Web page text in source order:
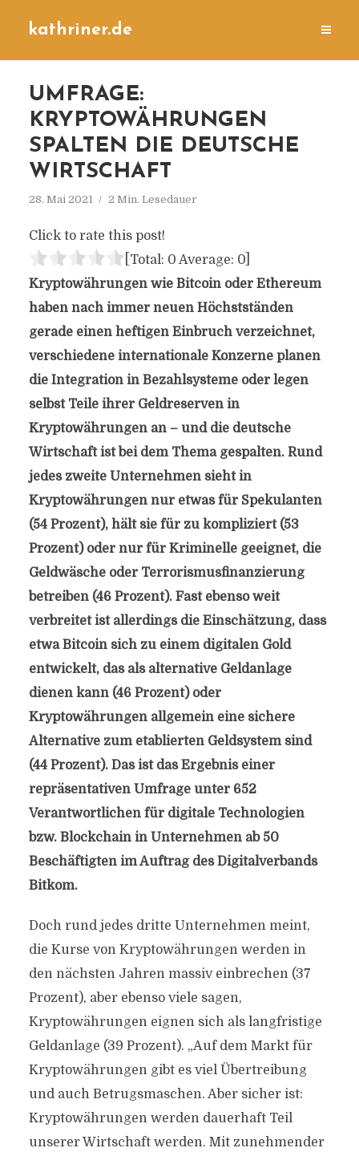
kathriner.de
UMFRAGE:
KRYPTOWÄHRUNGEN
SPALTEN DIE DEUTSCHE
WIRTSCHAFT
28. Mai 2021 2 Min. Lesedauer
Click to rate this post!
[Total: 0 Average: 0]
Kryptowährungen wie Bitcoin oder Ethereum
haben nach immer neuen Höchstständen
gerade einen heftigen Einbruch verzeichnet,
verschiedene internationale Konzerne planen
die Integration in Bezahlsysteme oder legen
selbst Teile ihrer Geldreserven in
Kryptowährungen an – und die deutsche
Wirtschaft ist bei dem Thema gespalten. Rund
jedes zweite Unternehmen sieht in
Kryptowährungen nur etwas für Spekulanten
(54 Prozent), hält sie für zu kompliziert (53
Prozent) oder nur für Kriminelle geeignet, die
Geldwäsche oder Terrorismusfinanzierung
betreiben (46 Prozent). Fast ebenso weit
verbreitet ist allerdings die Einschätzung, dass
etwa Bitcoin sich zu einem digitalen Gold
entwickelt, das als alternative Geldanlage
dienen kann (46 Prozent) oder
Kryptowährungen allgemein eine sichere
Alternative zum etablierten Geldsystem sind
(44 Prozent). Das ist das Ergebnis einer
repräsentativen Umfrage unter 652
Verantwortlichen für digitale Technologien
bzw. Blockchain in Unternehmen ab 50
Beschäftigten im Auftrag des Digitalverbands
Bitkom.
Doch rund jedes dritte Unternehmen meint,
die Kurse von Kryptowährungen werden in
den nächsten Jahren massiv einbrechen (37
Prozent), aber ebenso viele sagen,
Kryptowährungen eignen sich als langfristige
Geldanlage (39 Prozent). „Auf dem Markt für
Kryptowährungen gibt es viel Übertreibung
und auch Betrugsmaschen. Aber sicher ist:
Kryptowährungen werden dauerhaft Teil
unserer Wirtschaft werden. Mit zunehmender